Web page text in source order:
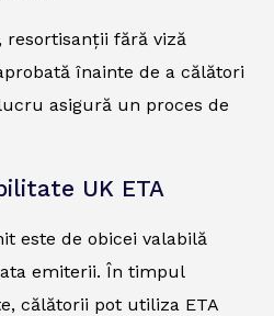
resortisanții fără viză
înainte de a călători
asigură un proces de
UK ETA
este de obicei valabilă
emiterii. În timpul
călătorii pot utiliza ETA